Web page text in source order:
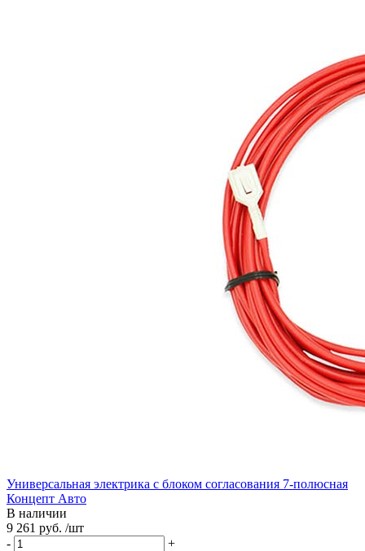
Универсальная электрика с блоком согласования 7-полюсная
Концепт Авто
В наличии
9 261 руб. /шт
-
+